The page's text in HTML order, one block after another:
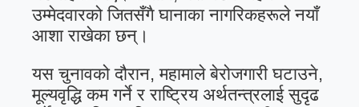
उम्मेदवारको जितसँगै घानाका नागरिकहरूले नयाँ
आशा राखेका छन्।
यस चुनावको दौरान, महामाले बेरोजगारी घटाउने,
मूल्यवृद्धि कम गर्ने र राष्ट्रिय अर्थतन्त्रलाई सुदृढ